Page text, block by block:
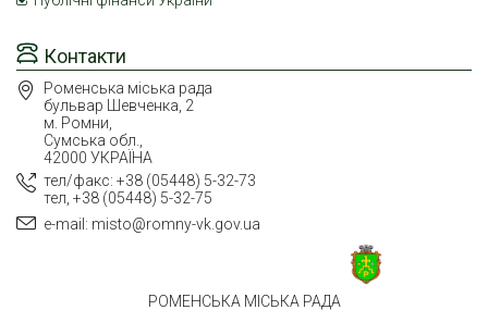
РОМЕНСЬКА МІСЬКА РАДА
Контакти
Роменська міська рада
бульвар Шевченка, 2
м. Ромни,
Сумська обл.,
42000 УКРАЇНА
тел/факс: +38 (05448) 5-32-73
тел, +38 (05448) 5-32-75
e-mail: misto@romny-vk.gov.ua